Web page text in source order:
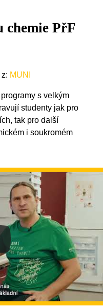
chemie PřF
: MUNI
s velkým
studenty jak pro
tak pro další
i soukromém